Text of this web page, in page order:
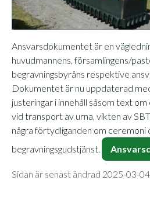
Ansvarsdokumentet är en
huvudmannens, församlingens/
begravningsbyråns respektive
Dokumentet är nu uppdaterad
justeringar i innehåll såsom text om
vid transport av urna, vikten av
några förtydliganden om ceremoni
begravningsgudstjänst.
Sidan är senast ändrad 2025-03-04